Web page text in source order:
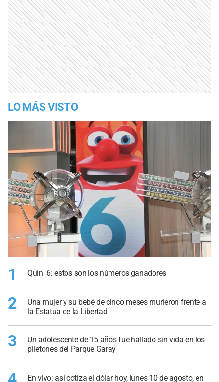
LO MÁS VISTO
1 Quini 6: estos son los números ganadores
2
Una mujer y su bebé de cinco meses murieron frente a
la Estatua de la Libertad
3
Un adolescente de 15 años fue hallado sin vida en los
piletones del Parque Garay
En vivo: así cotiza el dólar hoy, lunes 10 de agosto, en